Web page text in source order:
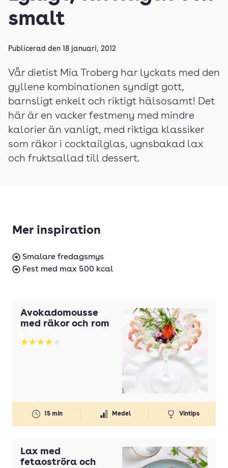
smalt
Publicerad den 18 januari, 2012
Vår dietist Mia Troberg har lyckats med den
gyllene kombinationen syndigt gott,
barnsligt enkelt och riktigt hälsosamt! Det
här är en vacker festmeny med mindre
kalorier än vanligt, med riktiga klassiker
som räkor i cocktailglas, ugnsbakad lax
och fruktsallad till dessert.
Mer inspiration
Smalare fredagsmys
Fest med max 500 kcal
Avokadomousse
med räkor och rom
Betyg: 3.89 av 5
15 min Medel Vintips
Lax med
fetaoströra och